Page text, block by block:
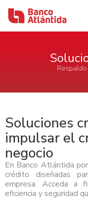
Iniciar sesión
Inicio
Banca de
Ahorro e
Cuentas de
Cuenta de
Certificados de
AFP Atlántida
Ver Ahorro e
Tarjetas
Tarjetas de
Tarjetas de Débito
Préstamos
Banca Comercial
Ahorro e
Cuenta de Ahorro
Cuenta de Cheque
Certificado de
Tarjetas de
Banca
Ahorro e
Quiénes Somos
Soluciones
impulsar el
negocio
En Banco Atlántida
crédito diseñadas
empresa. Acceda a
eficiencia y seguridad